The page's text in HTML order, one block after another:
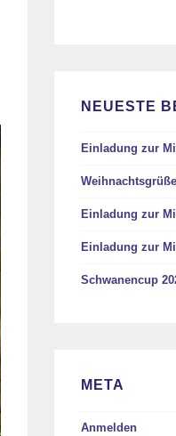
NEUESTE
Einladung zur
Einladung zur
Einladung zur
Schwanencup
META
Anmelden